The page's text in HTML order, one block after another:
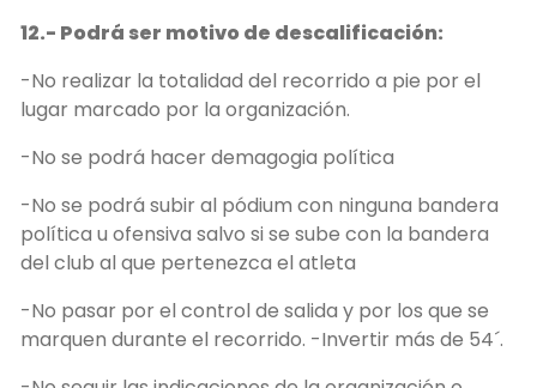
12.- Podrá ser motivo de descalificación:
-No realizar la totalidad del recorrido a pie por el
lugar marcado por la organización.
-No se podrá hacer demagogia política
-No se podrá subir al pódium con ninguna bandera
política u ofensiva salvo si se sube con la bandera
del club al que pertenezca el atleta
-No pasar por el control de salida y por los que se
marquen durante el recorrido. -Invertir más de 54´.